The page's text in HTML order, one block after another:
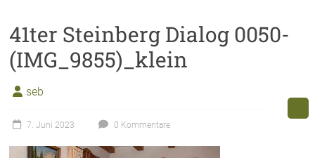
41ter Steinberg Dialog 0050-
(IMG_9855)_klein
seb
7. Juni 2023 0 Kommentare